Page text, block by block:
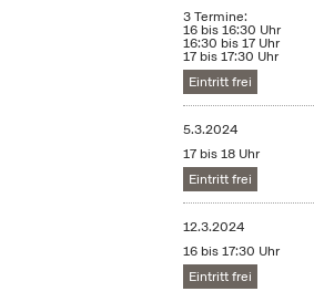
3 Termine:
16 bis 16:30 Uhr
16:30 bis 17 Uhr
17 bis 17:30 Uhr
Eintritt frei
5.3.2024
17 bis 18 Uhr
Eintritt frei
12.3.2024
16 bis 17:30 Uhr
Eintritt frei